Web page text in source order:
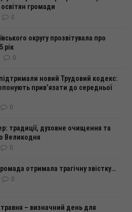
освітян громади
0
округу прозвітувала про
рік
0
новий Трудовий кодекс:
прив’язати до середньої
0
традиції, духовне очищення та
Великодня
0
отримала трагічну звістку…
0
– визначний день для